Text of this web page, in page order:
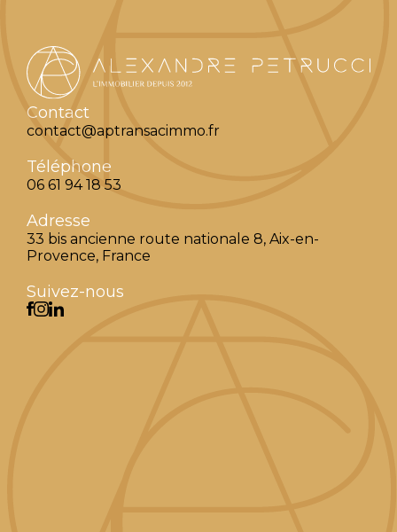
Contact
contact@aptransacimmo.fr
Téléphone
06 61 94 18 53
Adresse
33 bis ancienne route nationale 8, Aix-en-
Provence, France
Suivez-nous